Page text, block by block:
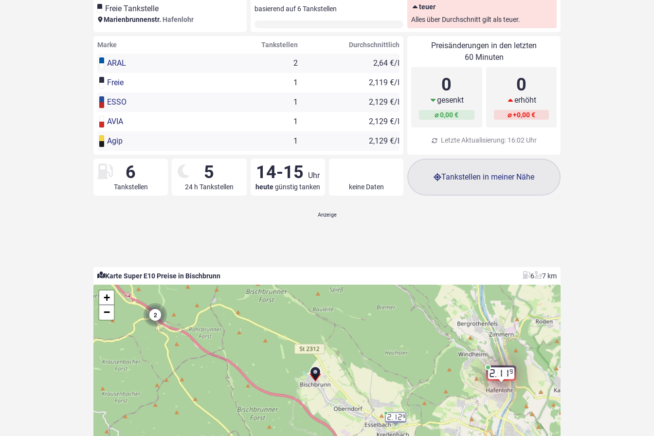
Freie Tankstelle
Marienbrunnenstr. Hafenlohr
basierend auf 6Tankstellen
teuer
Alles über Durchschnitt gilt als teuer.
Marke Tankstellen Durchschnittlich
ARAL 2 2,64 €/l
Freie 1 2,119 €/l
ESSO 1 2,129 €/l
AVIA 1 2,129 €/l
Agip 1 2,129 €/l
Preisänderungen in den letzten
60 Minuten
0
gesenkt
⌀ 0,00 €
0
erhöht
⌀ +0,00 €
Letzte Aktualisierung: 16:02 Uhr
6
Tankstellen
5
24 h Tankstellen
14-15 Uhr
heutegünstig tanken keine Daten
Tankstellen in meiner Nähe
Karte Super E10 Preise in Bischbrunn 6 7 km
2.119
2
2.129
+
−